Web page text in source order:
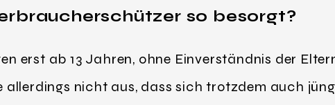
so besorgt?
erst ab 13 Jahren, ohne Einverständnis der
allerdings nicht aus, dass sich trotzdem auch